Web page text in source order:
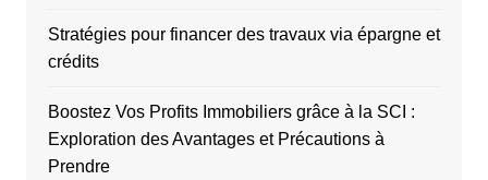
Stratégies pour financer des travaux via épargne et
crédits
Boostez Vos Profits Immobiliers grâce à la SCI :
Exploration des Avantages et Précautions à
Prendre